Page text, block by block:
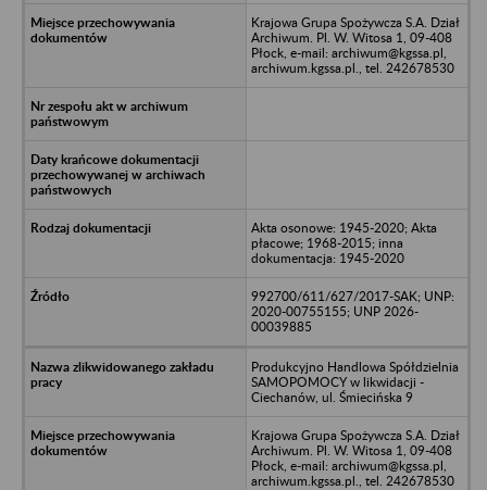
Krajowa Grupa Spożywcza S.A. Dział
Archiwum. Pl. W. Witosa 1, 09-408
Płock, e-mail: archiwum@kgssa.pl,
archiwum.kgssa.pl., tel. 242678530
Akta osonowe: 1945-2020; Akta
płacowe; 1968-2015; inna
dokumentacja: 1945-2020
992700/611/627/2017-SAK; UNP:
2020-00755155; UNP 2026-
00039885
Produkcyjno Handlowa Spółdzielnia
SAMOPOMOCY w likwidacji -
Ciechanów, ul. Śmiecińska 9
Krajowa Grupa Spożywcza S.A. Dział
Archiwum. Pl. W. Witosa 1, 09-408
Płock, e-mail: archiwum@kgssa.pl,
archiwum.kgssa.pl., tel. 242678530